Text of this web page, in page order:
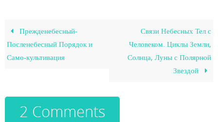
Прежденебесный-
Посленебесный Порядок и
Само-культивация
Связи Небесных Тел с
Человеком. Циклы Земли,
Солнца, Луны с Полярной
Звездой
2 Comments